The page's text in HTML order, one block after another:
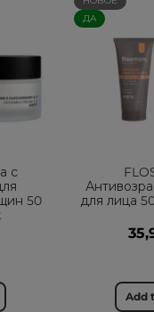
с
50
ДА
для лица
Add